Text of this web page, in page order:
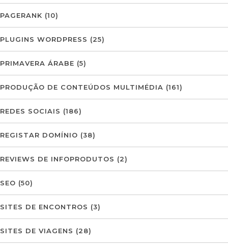
PAGERANK (10)
PLUGINS WORDPRESS (25)
PRIMAVERA ÁRABE (5)
PRODUÇÃO DE CONTEÚDOS MULTIMÉDIA (161)
REDES SOCIAIS (186)
REGISTAR DOMÍNIO (38)
REVIEWS DE INFOPRODUTOS (2)
SEO (50)
SITES DE ENCONTROS (3)
SITES DE VIAGENS (28)